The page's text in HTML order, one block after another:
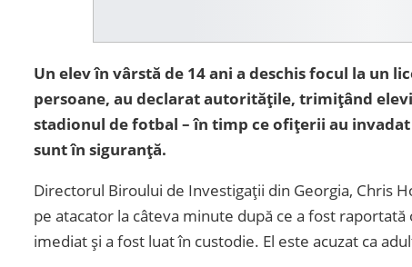
Un elev în vârstă de 14 ani a deschis focul la un
persoane, au declarat autoritățile, trimițând
stadionul de fotbal – în timp ce ofițerii au
sunt în siguranță.
Directorul Biroului de Investigații din Georgia, Chris
pe atacator la câteva minute după ce a fost
imediat și a fost luat în custodie. El este acuzat ca